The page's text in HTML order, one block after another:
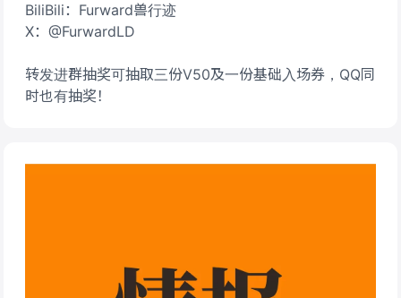
BiliBili：Furward兽行迹
X：@FurwardLD
转发进群抽奖可抽取三份V50及一份基础入场券，QQ同
时也有抽奖！